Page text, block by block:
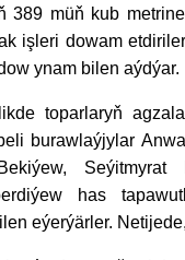
389 müň kub
işleri dowam
ynam bilen aýdýar.
toparlaryň
burawlaýjylar
has
eýerýärler.